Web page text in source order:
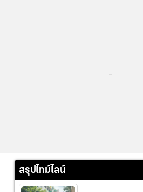
สรุปไทม์ไลน์